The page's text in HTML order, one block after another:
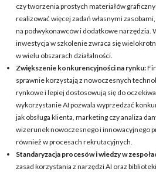
czy tworzenia prostych materiałów
realizować więcej zadań własnymi
na podwykonawców i dodatkowe narzędzia.
inwestycja w szkolenie zwraca się
w wielu obszarach działalności.
Zwiększenie konkurencyjności na rynku:
sprawnie korzystają z nowoczesnych
rynkowe i lepiej dostosowują się do
wykorzystanie AI pozwala wyprzedzać
jak obsługa klienta, marketing czy analiza
wizerunek nowoczesnego i innowacyjnego
również w procesach rekrutacyjnych.
Standaryzacja procesów i wiedzy w
zasad korzystania z narzędzi AI oraz